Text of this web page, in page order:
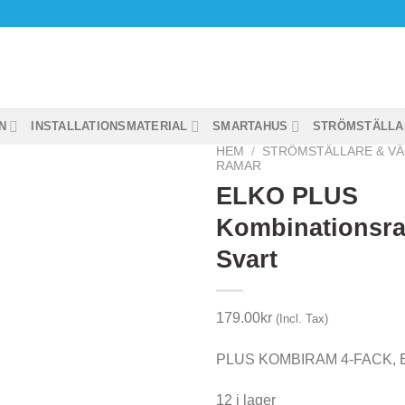
INSTALLATIONSMATERIAL SMARTAHUS
HEM
/ STRÖMSTÄLLARE &
RAMAR
ELKO PLUS
Svart
179.00kr (Incl. Tax)
PLUS KOMBIRAM 4-FACK,
12 i lager